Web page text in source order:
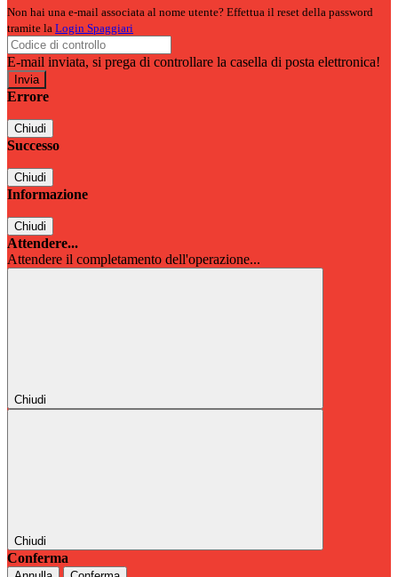
Non hai una e-mail associata al nome utente? Effettua il reset della password
tramite la Login Spaggiari
E-mail inviata, si prega di controllare la casella di posta elettronica!
Errore
Chiudi
Successo
Chiudi
Informazione
Chiudi
Attendere...
Attendere il completamento dell'operazione...
Chiudi
Chiudi
Conferma